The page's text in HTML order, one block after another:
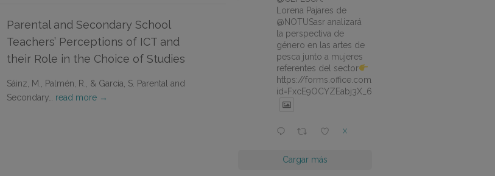
Parental and Secondary School
Teachers’ Perceptions of ICT and
their Role in the Choice of Studies
Sáinz, M., Palmén, R., & Garcia, S. Parental and
Secondary… read more →
Lorena Pajares de
@NOTUSasr analizará
la perspectiva de
género en las artes de
pesca junto a mujeres
referentes del sector
https://forms.office.com/pages/responsepage.aspx?
X
Cargar más